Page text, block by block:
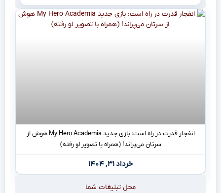
انفجار قدرت در راه است: بازی جدید My Hero Academia هوش از
سرتان می‌پراند! (همراه با تصویر لو رفته)
خرداد ۳۱, ۱۴۰۴
محل تبلیغات شما